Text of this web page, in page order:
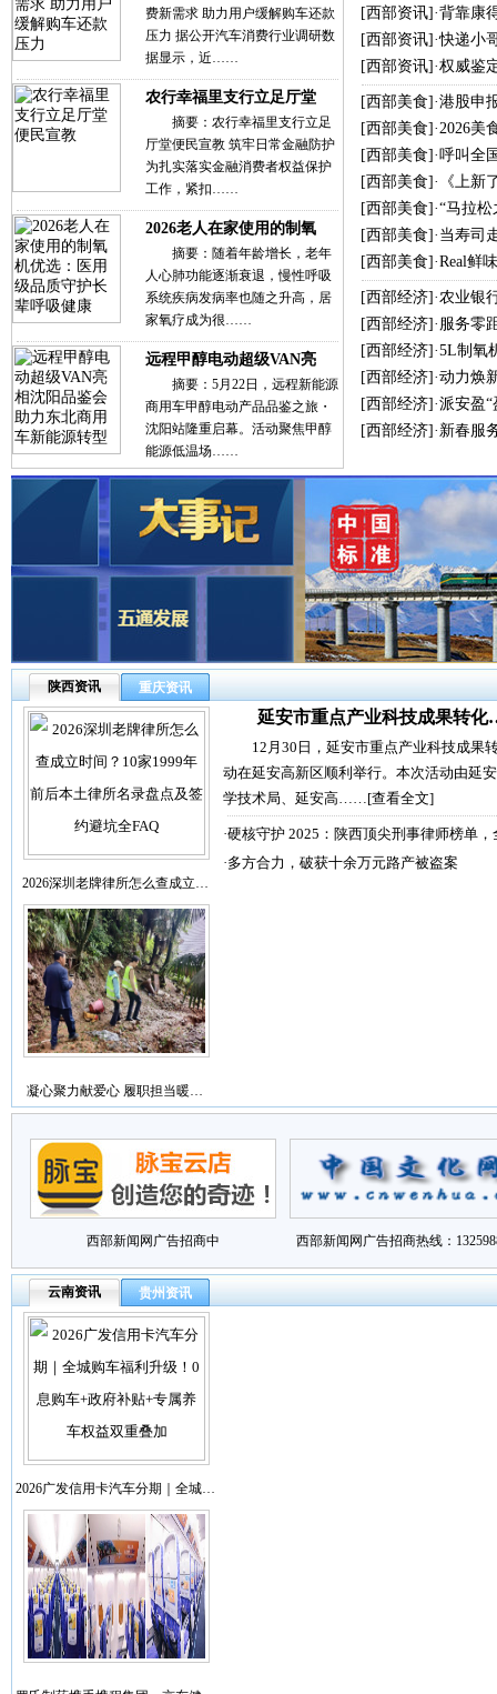
费新需求 助力用户缓解购车还款
压力 据公开汽车消费行业调研数
据显示，近……
农行幸福里支行立足厅堂
摘要：农行幸福里支行立足
厅堂便民宣教 筑牢日常金融防护
为扎实落实金融消费者权益保护
工作，紧扣……
2026老人在家使用的制氧
摘要：随着年龄增长，老年
人心肺功能逐渐衰退，慢性呼吸
系统疾病发病率也随之升高，居
家氧疗成为很……
远程甲醇电动超级VAN亮
摘要：5月22日，远程新能源
商用车甲醇电动产品品鉴之旅・
沈阳站隆重启幕。活动聚焦甲醇
能源低温场……
[西部资讯]·背靠康
[西部资讯]·快递小
[西部资讯]·权威鉴
[西部美食]·港股申
[西部美食]·2026美
[西部美食]·呼叫全
[西部美食]·
《上
[西部美食]·“马拉
[西部美食]· 当寿司
[西部美食]·Real鲜
[西部经济]·农业银
[西部经济]· 服务零
[西部经济]·5L制氧
[西部经济]·动力焕
[西部经济]·派安盈
[西部经济]· 新春服
陕西资讯 重庆资讯
2026深圳老牌律所怎么查成立…
凝心聚力献爱心 履职担当暖…
延安市重点产业科技成果转
12月30日，延安市重点产业科技成果
动在延安高新区顺利举行。本次活动由延
学技术局、延安高……[查看全文]
·硬核守护 2025：陕西顶尖刑事律师榜单
·多方合力，破获十余万元路产被盗案
西部新闻网广告招商中 西部新闻网广告招商热线：
云南资讯 贵州资讯
2026广发信用卡汽车分期｜全城…